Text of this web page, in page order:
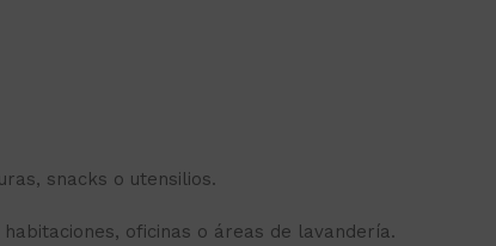
snacks o utensilios.
oficinas o áreas de lavandería.